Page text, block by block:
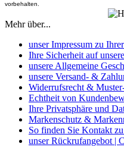
vorbehalten.
Mehr über...
unser Impressum zu
Ihre Sicherheit auf
unsere Allgemeine
unsere Versand- &
Widerrufsrecht &
Echtheit von
Ihre Privatsphäre und
Markenschutz &
So finden Sie Kontakt
unser Rückrufangebot |